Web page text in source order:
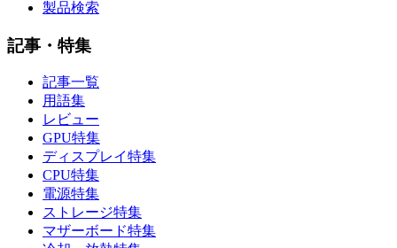
製品検索
記事・特集
記事一覧
用語集
レビュー
GPU特集
ディスプレイ特集
CPU特集
電源特集
ストレージ特集
マザーボード特集